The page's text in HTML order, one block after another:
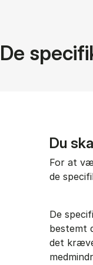
De
Du
For at
de
De
bestemt
det